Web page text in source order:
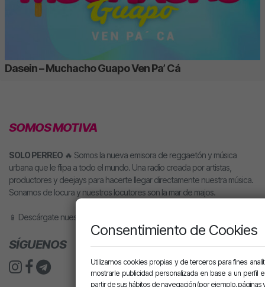
Dasein – Muchacho Guapo Ven Pa’ Cá
SOMOS MOTIVA
SOLO PERREO 🔥 Somos la nueva emisora de reggaetón y música
urbana que le flipa a todo el mundo. Una radio creada por artistas,
productores y deejays para hacerte llegar directamente nuestra música.
Sonamos de locura y nuestros locutores son la mar de majos.
📱 Descárgate nuestra app o pídele motiva a tu altavoz inteligente.
SÍGUENOS
Consentimiento de Cookies
Utilizamos cookies propias y de terceros para fines
mostrarle publicidad personalizada en base a un perfil
partir de sus hábitos de navegación (por ejemplo, páginas